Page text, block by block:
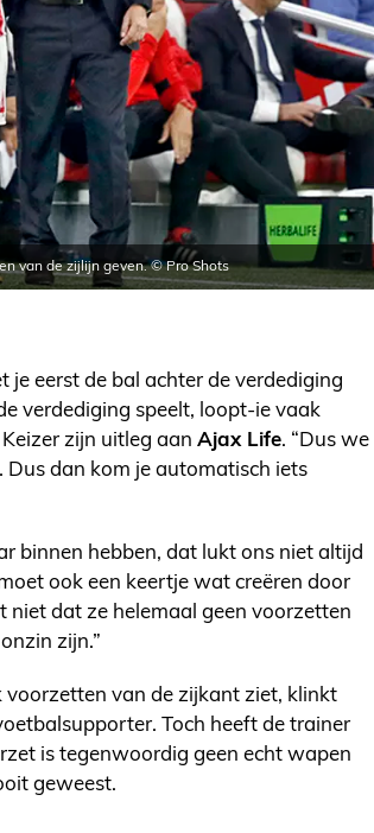
van de zijlijn geven. © Pro Shots
je eerst de bal achter de verdediging
verdediging speelt, loopt-ie vaak
zijn uitleg aan Ajax Life. “Dus we
Dus dan kom je automatisch iets
binnen hebben, dat lukt ons niet altijd
ook een keertje wat creëren door
dat ze helemaal geen voorzetten
zijn.”
van de zijkant ziet, klinkt
Toch heeft de trainer
is tegenwoordig geen echt wapen
geweest.